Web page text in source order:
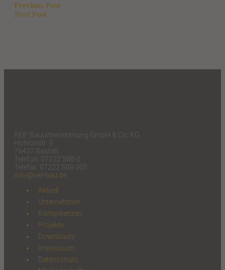
Beitragsnavigation
Previous Post
Next Post
REIF Bauunternehmung GmbH & Co. KG
Hohlohstr. 9
76437 Rastatt
Telefon: 07222 508-0
Telefax: 07222 508-305
info@reif-bau.de
Aktuell
Unternehmen
Kompetenzen
Projekte
Downloads
Impressum
Datenschutz